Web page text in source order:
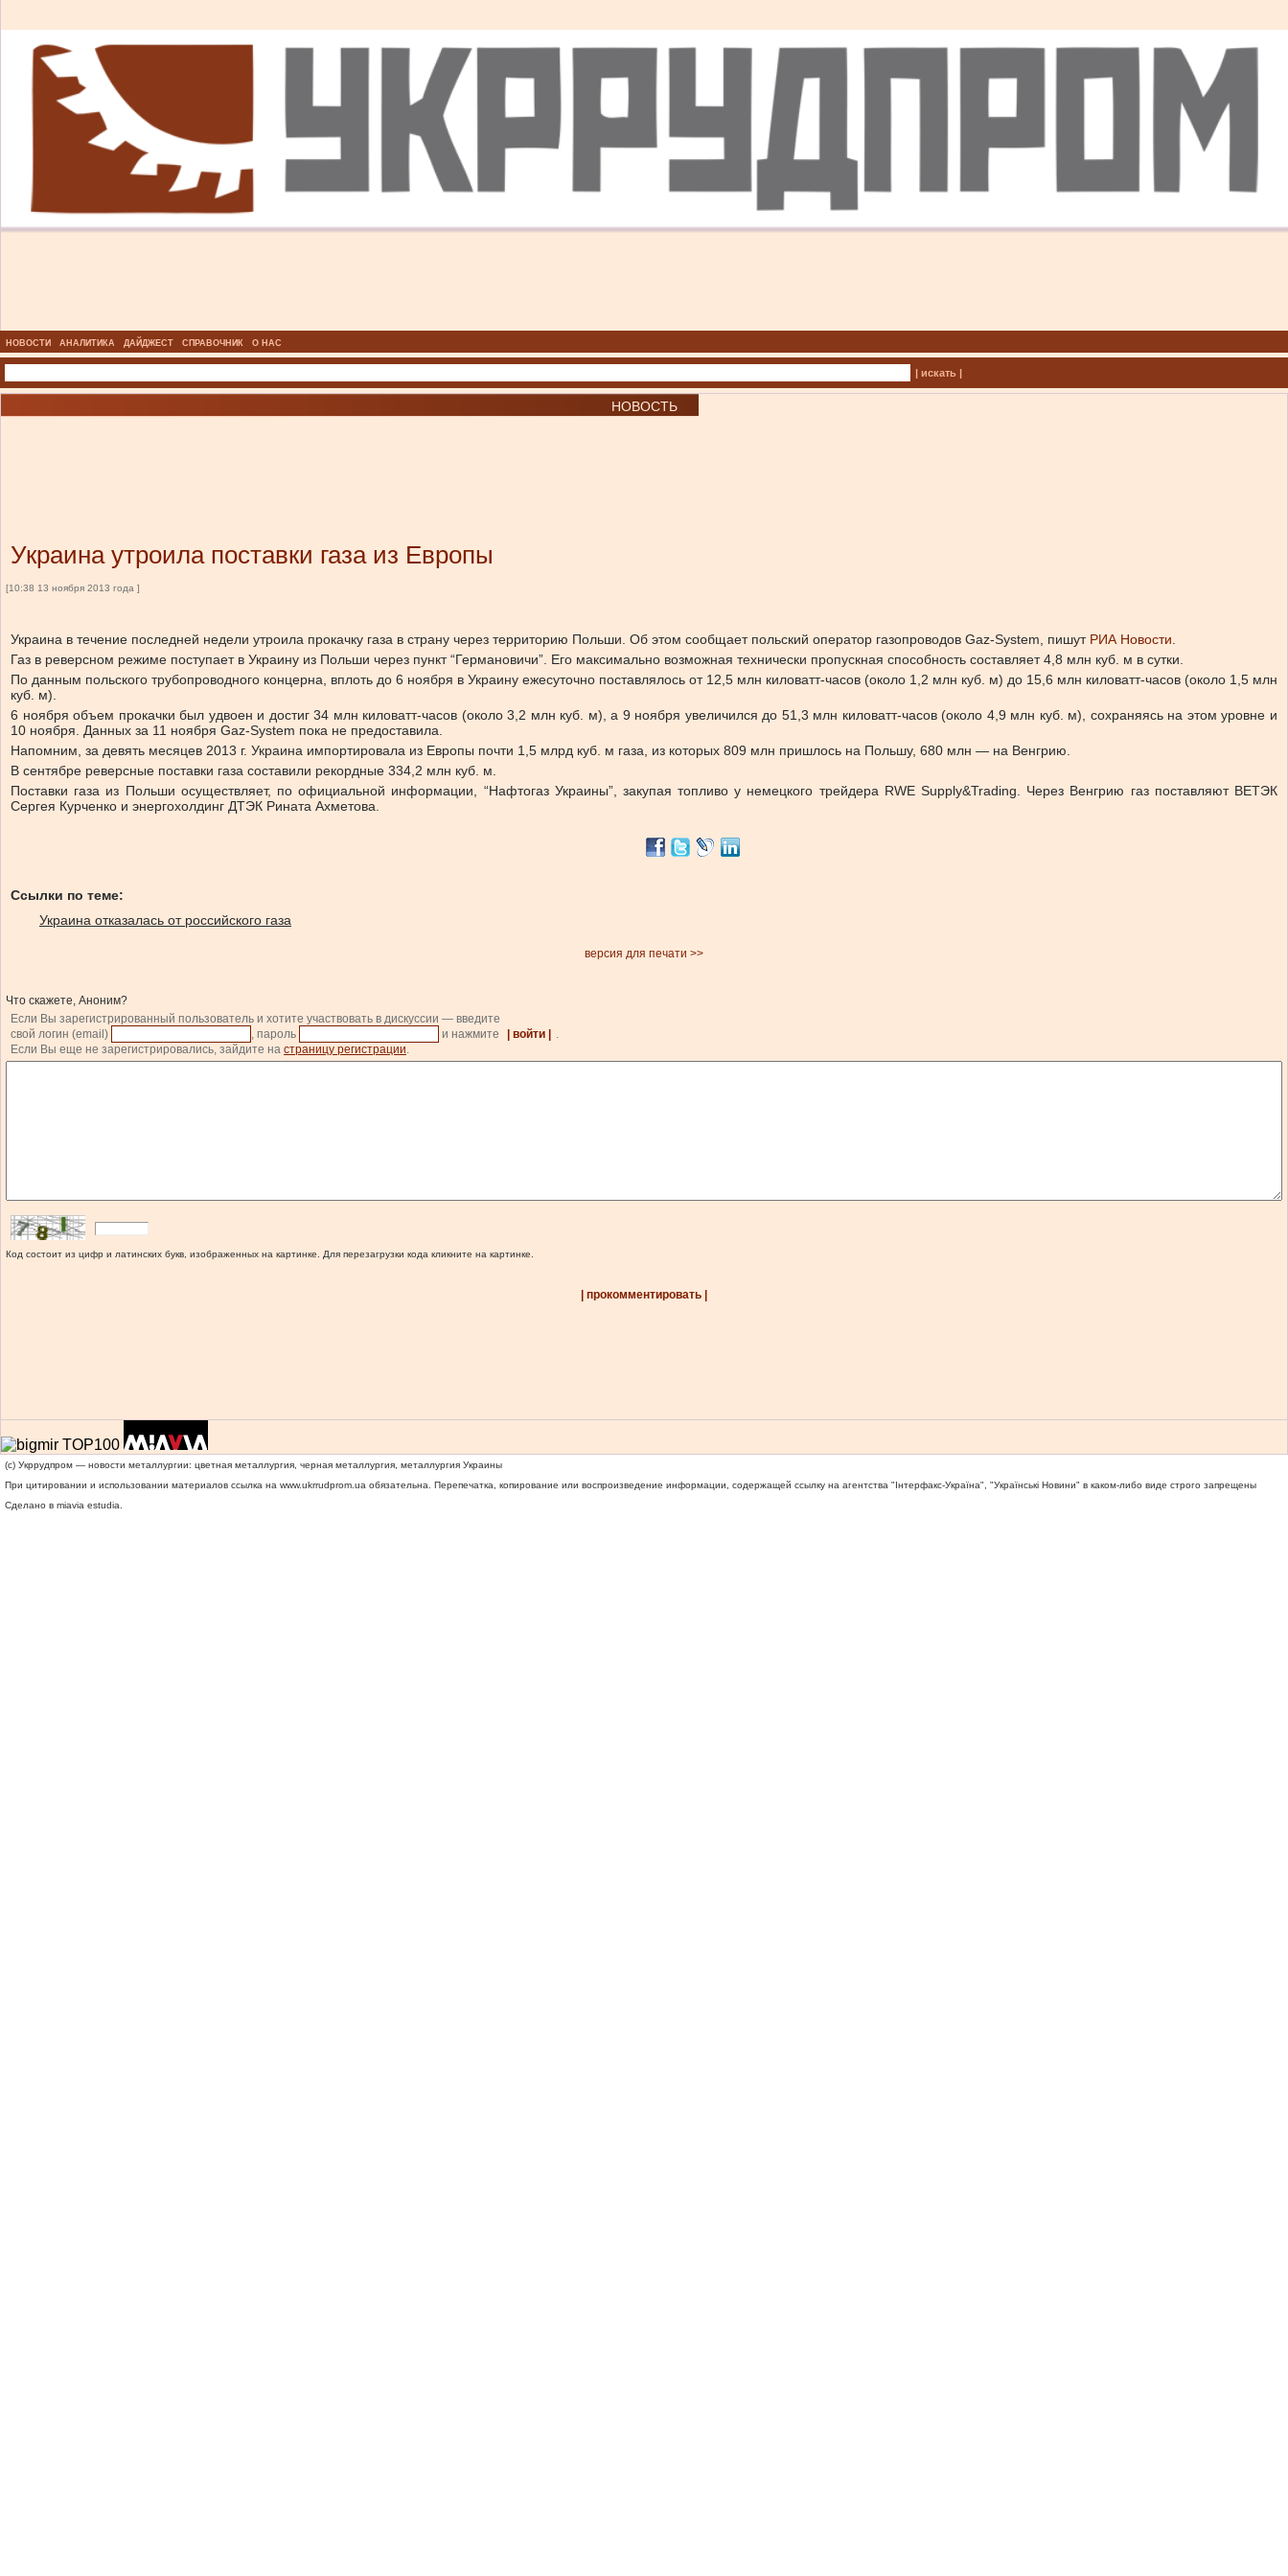
НОВОСТИ АНАЛИТИКА ДАЙДЖЕСТ СПРАВОЧНИК О НАС
| искать |
НОВОСТЬ
Украина утроила поставки газа из Европы
[10:38 13 ноября 2013 года ]
Украина в течение последней недели утроила прокачку газа в страну через территорию Польши. Об этом сообщает польский оператор газопроводов Gaz-System, пишут РИА Новости
Газ в реверсном режиме поступает в Украину из Польши через пункт “Германовичи”. Его максимально возможная технически пропускная способность составляет 4,8 млн куб. м в сутки.
По данным польского трубопроводного концерна, вплоть до 6 ноября в Украину ежесуточно поставлялось от 12,5 млн киловатт-часов (около 1,2 млн куб. м) до 15,6 млн киловатт-часов (около 1,5 млн
куб. м).
6 ноября объем прокачки был удвоен и достиг 34 млн киловатт-часов (около 3,2 млн куб. м), а 9 ноября увеличился до 51,3 млн киловатт-часов (около 4,9 млн куб. м), сохраняясь на этом уровне и
10 ноября. Данных за 11 ноября Gaz-System пока не предоставила.
Напомним, за девять месяцев 2013 г. Украина импортировала из Европы почти 1,5 млрд куб. м газа, из которых 809 млн пришлось на Польшу, 680 млн — на Венгрию.
В сентябре реверсные поставки газа составили рекордные 334,2 млн куб. м.
Поставки газа из Польши осуществляет, по официальной информации, “Нафтогаз Украины”, закупая топливо у немецкого трейдера RWE Supply&Trading. Через Венгрию газ поставляют ВЕТЭК
Сергея Курченко и энергохолдинг ДТЭК Рината Ахметова.
Ссылки по теме:
Украина отказалась от российского газа
версия для печати >>
Что скажете, Аноним?
Если Вы зарегистрированный пользователь и хотите участвовать в дискуссии — введите
свой логин (email)
, пароль и нажмите | войти |
.
Если Вы еще не зарегистрировались, зайдите на страницу регистрации.
Код состоит из цифр и латинских букв, изображенных на картинке. Для перезагрузки кода кликните на картинке.
| прокомментировать |
(c) Укррудпром — новости металлургии: цветная металлургия, черная металлургия, металлургия Украины
При цитировании и использовании материалов ссылка на www.ukrrudprom.ua обязательна. Перепечатка, копирование или воспроизведение информации, содержащей ссылку на агентства "Iнтерфакс-Україна", "Українськi Новини" в каком-либо виде строго запрещены
Сделано в miavia estudia.